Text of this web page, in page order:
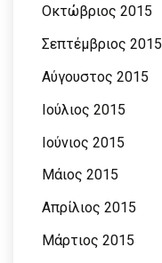
Οκτώβριος 2015
Σεπτέμβριος 2015
Αύγουστος 2015
Ιούλιος 2015
Ιούνιος 2015
Μάιος 2015
Απρίλιος 2015
Μάρτιος 2015